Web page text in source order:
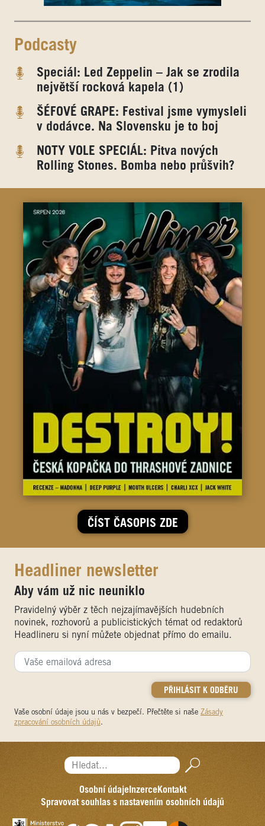
Podcasty
Speciál: Led Zeppelin – Jak se zrodila
největší rocková kapela (1)
ŠÉFOVÉ GRAPE: Festival jsme vymysleli
v dodávce. Na Slovensku je to boj
NOTY VOLE SPECIÁL: Pitva nových
Rolling Stones. Bomba nebo průšvih?
ČÍST ČASOPIS ZDE
Headliner newsletter
Aby vám už nic neuniklo
Pravidelný výběr z těch nejzajímavějších hudebních
novinek, rozhovorů a publicistických témat od redaktorů
Headlineru si nyní můžete objednat přímo do emailu.
Vaše osobní údaje jsou u nás v bezpečí. Přečtěte si naše Zásady
zpracování osobních údajů.
Hledat...
Osobní údajeInzerceKontakt
Spravovat souhlas s nastavením osobních údajů